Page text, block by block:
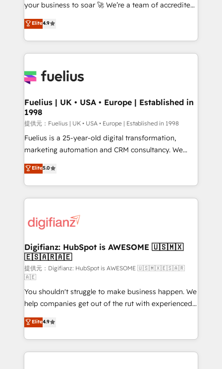
ISO 42001 Ready for the next step? Click the 👈
'𝗖𝗼𝗻𝘁𝗮𝗰𝘁 𝗯𝘂𝘀𝗶𝗻𝗲𝘀𝘀' button to get in touch (𝘸𝘦'𝘳𝘦
𝘴𝘶𝘱𝘦𝘳 𝘳𝘦𝘴𝘱𝘰𝘯𝘴𝘪𝘷𝘦)
your business to soar 🚀 We’re a team of accredited
HubSpot experts ready to help you. We can
implement the platform into complex business
environments, optimise what you've got and make
sure you can actually use it, build your website in
for you and execute it on HubSpot. We are on the
framework, meaning we've been accredited by
HubSpot and vetted by the CCS, which means we
can support public sector companies as well the
other ones listed in our profile. Our services: -
HubSpot implementation - HubSpot CMS website
is there for you to: - Grow revenue, and run your
business more efficiently - Build stronger
more people - Get the most out of your HubSpot
investment
Elite4.9
Fuelius | UK • USA • Europe | Established in
1998
提供元：Fuelius | UK • USA • Europe | Established in 1998
Fuelius is a 25-year-old digital transformation,
marketing automation and CRM consultancy. We
enable mid-market and enterprise clients to
maximise their return from digital and fuel their
growth. We modernise platforms, streamline
operations that are causing inefficiencies, improve
supercharge revenue operations Key services: • CRM
Transformation / Web Development • RevOps &
Sales Consulting • Marketing Automation What
makes us different? 🚀 Top 0.5% of global HubSpot
agencies ⚙️ The strongest technical ability and
integration capabilities 💼 Consultative, long-term
partners who will embed ourselves into your
business, processes and systems 🏢 We specialise in
working with mid-market and enterprise
organisations, global organisations and those with
complex use cases 🏆 CRM Implementation,
Elite5.0
Digifianz: HubSpot is AWESOME 🇺🇸🇲🇽
🇪🇸🇦🇷🇦🇪
提供元：Digifianz: HubSpot is AWESOME 🇺🇸🇲🇽🇪🇸🇦🇷
🇦🇪
You shouldn't struggle to make business happen. We
help companies get out of the rut with experienced,
process-oriented teams implementing HubSpot
Marketing, Sales, Service, CMS and Operations Hub,
so selling and actually engaging with your customers
feels easy and pain-free. We are a top ranked
Elite4.9